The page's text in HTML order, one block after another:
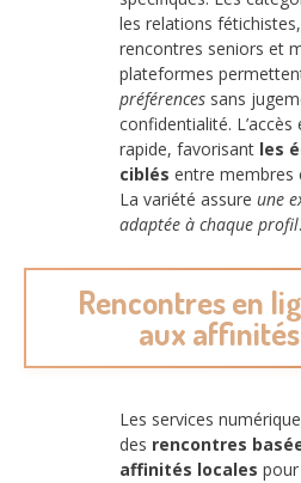
les relations
rencontres seniors et
plateformes
préférences sans
confidentialité.
rapide, favorisant les
ciblés entre membres
La variété assure une
adaptée à chaque profil.
Rencontres en
aux
Les services
des rencontres
affinités locales